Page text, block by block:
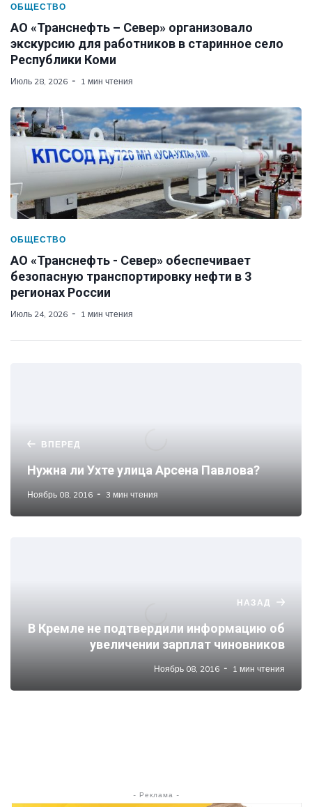
ОБЩЕСТВО
АО «Транснефть – Север» организовало
экскурсию для работников в старинное село
Республики Коми
Июль 28, 2026 1 мин чтения
ОБЩЕСТВО
АО «Транснефть - Север» обеспечивает
безопасную транспортировку нефти в 3
регионах России
Июль 24, 2026 1 мин чтения
ВПЕРЕД
Нужна ли Ухте улица Арсена Павлова?
Ноябрь 08, 2016 3 мин чтения
НАЗАД
В Кремле не подтвердили информацию об
увеличении зарплат чиновников
Ноябрь 08, 2016 1 мин чтения
- Реклама -